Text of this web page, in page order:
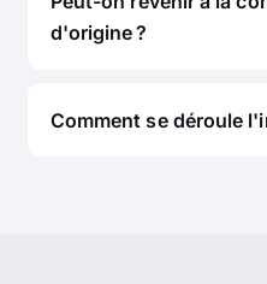
d'origine ?
Comment se déroule